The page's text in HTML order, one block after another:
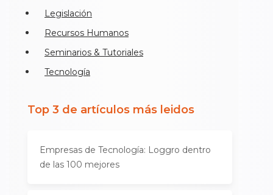
Legislación
Recursos Humanos
Seminarios & Tutoriales
Tecnología
Top 3 de artículos más leidos
Empresas de Tecnología: Loggro dentro
de las 100 mejores